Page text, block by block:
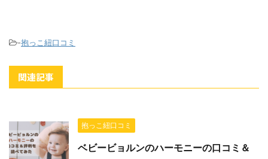
-抱っこ紐口コミ
関連記事
抱っこ紐口コミ
ベビービョルンのハーモニーの口コミ＆